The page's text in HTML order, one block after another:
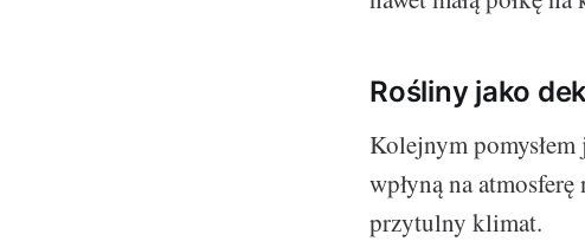
Rośliny jako
Kolejnym
wpłyną na
przytulny klimat.